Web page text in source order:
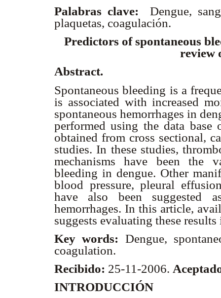
Palabras clave:
Dengue,
plaquetas, coagulación.
Predictors of spontaneous
review
Abstract.
Spontaneous bleeding is a
is associated with increased
spontaneous hemorrhages in
performed using the data base
obtained from cross sectional,
studies. In these studies,
mechanisms have been the
bleeding in dengue. Other
blood pressure, pleural
have also been suggested
hemorrhages. In this article,
suggests evaluating these
Key words: Dengue,
coagulation.
Recibido: 25-11-2006.
INTRODUCCIÓN